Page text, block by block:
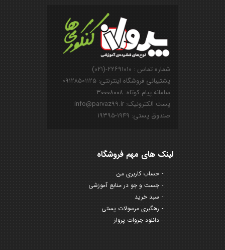
شماره تماس : ۲۲۶۹۱۰۱۰-(۰۲۱)
پشتیبانی فروشگاه اینترنتی: ۰۹۱۲۸۵۰۱۱۲۵
سامانه پیام کوتاه: ۳۰۰۰۸۰۰۸
پست الکترونیک: info@parvaz99.ir
صندوق پستی: ۱۹۴۹-۱۹۳۹۵
لینک های مهم فروشگاه
حساب کاربری من
جست و جو در منابع آموزشی
سبد خرید
رهگیری مرسولات پستی
دانلود جزوات پرواز